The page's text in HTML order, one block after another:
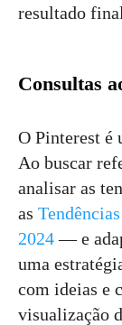
resultado
Consultas
O Pinterest é
Ao buscar
analisar as
as
2024— e
uma
com ideias e
visualização